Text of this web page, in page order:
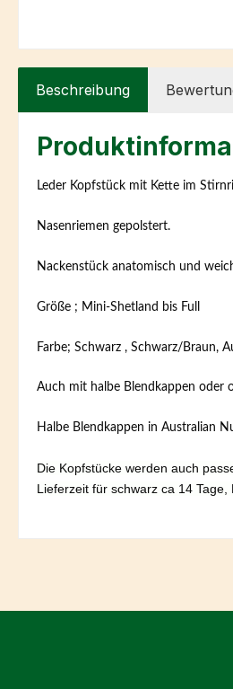
Beschreibung
Leder Kopfstück mit Kette im
Nasenriemen gepolstert.
Nackenstück anatomisch und
Größe ; Mini-Shetland bis Full
Farbe; Schwarz , Schwarz/Braun,
Auch mit halbe Blendkappen oder
Halbe Blendkappen in Australian
Die Kopfstücke werden auch
Lieferzeit für schwarz ca 14